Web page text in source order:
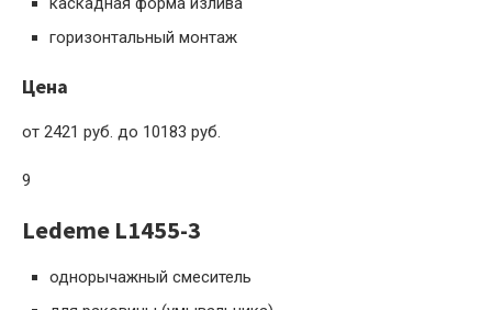
горизонтальный монтаж
Цена
от 2421 руб. до 10183 руб.
9
Ledeme L1455-3
однорычажный смеситель